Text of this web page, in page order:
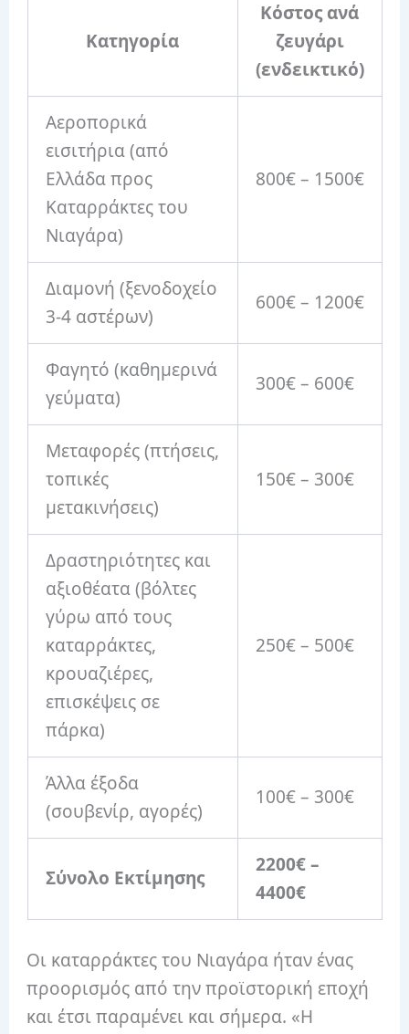
Κατηγορία
Κόστος ανά
ζευγάρι
(ενδεικτικό)
Αεροπορικά
εισιτήρια (από
Ελλάδα προς
Καταρράκτες του
Νιαγάρα)
800€ – 1500€
Διαμονή (ξενοδοχείο
3-4 αστέρων)
600€ – 1200€
Φαγητό (καθημερινά
γεύματα)
300€ – 600€
Μεταφορές (πτήσεις,
τοπικές
μετακινήσεις)
150€ – 300€
Δραστηριότητες και
αξιοθέατα (βόλτες
γύρω από τους
καταρράκτες,
κρουαζιέρες,
επισκέψεις σε
πάρκα)
250€ – 500€
Άλλα έξοδα
(σουβενίρ, αγορές)
100€ – 300€
Σύνολο Εκτίμησης
2200€ –
4400€
Οι καταρράκτες του Νιαγάρα ήταν ένας
προορισμός από την προϊστορική εποχή
και έτσι παραμένει και σήμερα. «Η